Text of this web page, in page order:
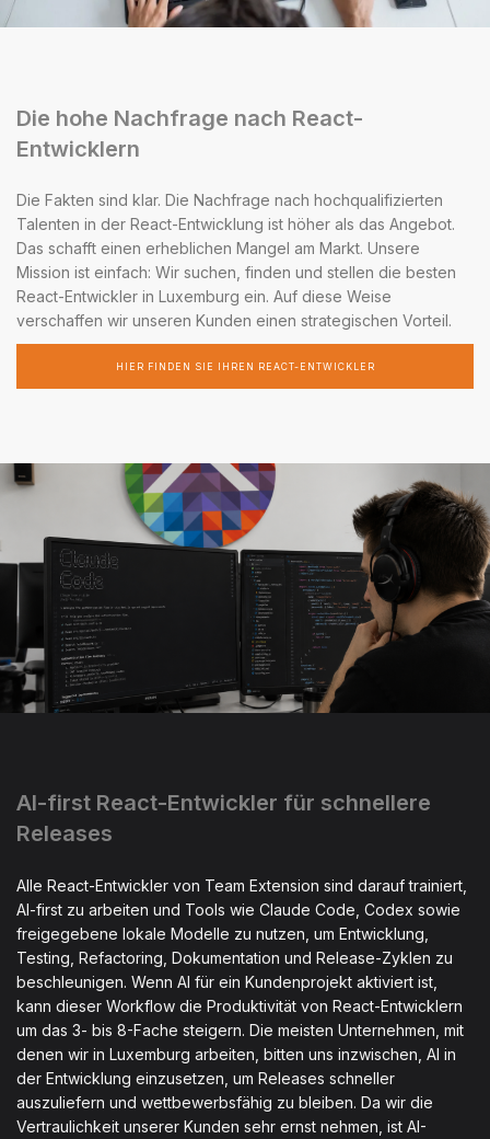
Die hohe Nachfrage nach React-
Entwicklern
Die Fakten sind klar. Die Nachfrage nach hochqualifizierten
Talenten in der React-Entwicklung ist höher als das Angebot.
Das schafft einen erheblichen Mangel am Markt. Unsere
Mission ist einfach: Wir suchen, finden und stellen die besten
React-Entwickler in Luxemburg ein. Auf diese Weise
verschaffen wir unseren Kunden einen strategischen Vorteil.
HIER FINDEN SIE IHREN REACT-ENTWICKLER
AI-first React-Entwickler für schnellere
Releases
Alle React-Entwickler von Team Extension sind darauf trainiert,
AI-first zu arbeiten und Tools wie Claude Code, Codex sowie
freigegebene lokale Modelle zu nutzen, um Entwicklung,
Testing, Refactoring, Dokumentation und Release-Zyklen zu
beschleunigen. Wenn AI für ein Kundenprojekt aktiviert ist,
kann dieser Workflow die Produktivität von React-Entwicklern
um das 3- bis 8-Fache steigern. Die meisten Unternehmen, mit
denen wir in Luxemburg arbeiten, bitten uns inzwischen, AI in
der Entwicklung einzusetzen, um Releases schneller
auszuliefern und wettbewerbsfähig zu bleiben. Da wir die
Vertraulichkeit unserer Kunden sehr ernst nehmen, ist AI-